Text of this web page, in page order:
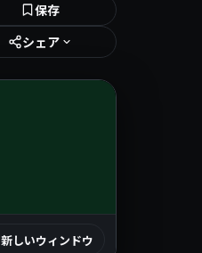
保存
シェア
新しいウィンドウ